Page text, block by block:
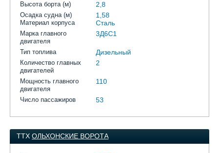
Высота борта (м) 2,8
Осадка судна (м) 1,58
Материал корпуса Сталь
Марка главного
двигателя
3Д6С1
Тип топлива Дизельный
Количество главных
двигателей
2
Мощность главного
двигателя
110
Число пассажиров 53
ТТХ ОЛЬХОНСКИЕ ВОРОТА